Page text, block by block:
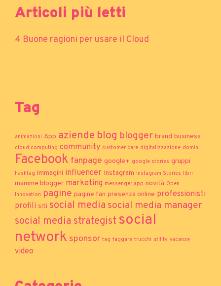
Articoli più letti
4 Buone ragioni per usare il Cloud
Tag
animazioni App aziende blog blogger brand business
cloud computing community customer care digitalizzazione domini
Facebook fanpage google+ google stories gruppi
hashtag immagini influencer Instagram Instagram Stories libri
mamme blogger marketing messenger app novità Open
Innovation pagine pagine fan presenza online professionisti
profili siti social media social media manager
social media strategist social
network sponsor tag taggare trucchi utility vacanze
video